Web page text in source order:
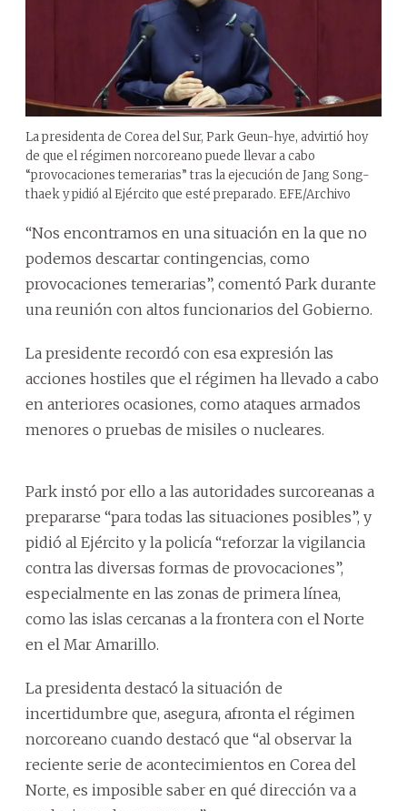
La presidenta de Corea del Sur, Park Geun-hye, advirtió hoy
de que el régimen norcoreano puede llevar a cabo
“provocaciones temerarias” tras la ejecución de Jang Song-
thaek y pidió al Ejército que esté preparado. EFE/Archivo
“Nos encontramos en una situación en la que no
podemos descartar contingencias, como
provocaciones temerarias”, comentó Park durante
una reunión con altos funcionarios del Gobierno.
La presidente recordó con esa expresión las
acciones hostiles que el régimen ha llevado a cabo
en anteriores ocasiones, como ataques armados
menores o pruebas de misiles o nucleares.
Park instó por ello a las autoridades surcoreanas a
prepararse “para todas las situaciones posibles”, y
pidió al Ejército y la policía “reforzar la vigilancia
contra las diversas formas de provocaciones”,
especialmente en las zonas de primera línea,
como las islas cercanas a la frontera con el Norte
en el Mar Amarillo.
La presidenta destacó la situación de
incertidumbre que, asegura, afronta el régimen
norcoreano cuando destacó que “al observar la
reciente serie de acontecimientos en Corea del
Norte, es imposible saber en qué dirección va a